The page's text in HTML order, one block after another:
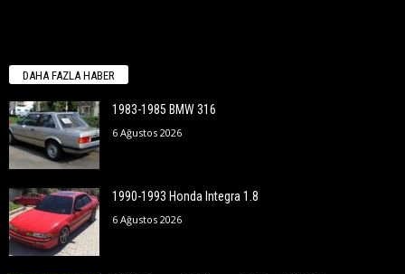
DAHA FAZLA HABER
1983-1985 BMW 316
6 Ağustos 2026
1990-1993 Honda Integra 1.8
6 Ağustos 2026